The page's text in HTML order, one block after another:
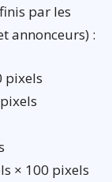
par les
annonceurs) :
pixels
× 100 pixels